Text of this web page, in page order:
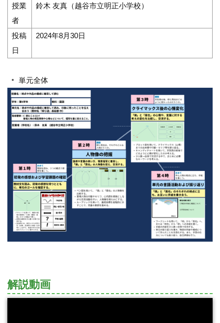
授業
者
鈴木 友真（越谷市立明正小学校）
投稿
日
2024年8月30日
単元全体
解説動画